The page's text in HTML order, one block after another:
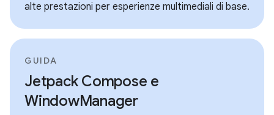
alte prestazioni per esperienze multimediali di base.
GUIDA
Jetpack Compose e
WindowManager